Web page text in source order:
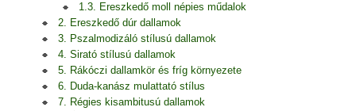
1.3. Ereszkedő moll népies műdalok
2. Ereszkedő dúr dallamok
3. Pszalmodizáló stílusú dallamok
4. Sirató stílusú dallamok
5. Rákóczi dallamkör és fríg környezete
6. Duda-kanász mulattató stílus
7. Régies kisambitusú dallamok